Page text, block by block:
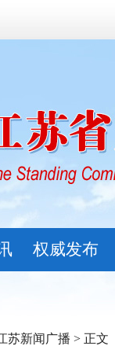
权威发布
苏新闻广播 > 正文